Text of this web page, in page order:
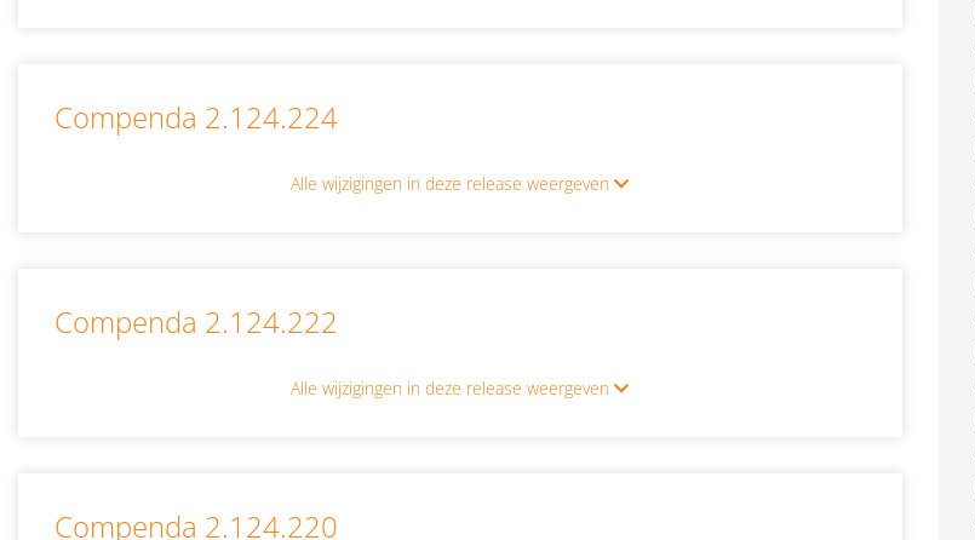
Compenda 2.124.224
Alle wijzigingen in deze release weergeven
Compenda 2.124.222
Alle wijzigingen in deze release weergeven
Compenda 2.124.220